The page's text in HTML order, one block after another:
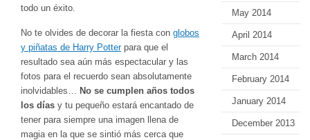
todo un éxito.
No te olvides de decorar la fiesta con globos
y piñatas de Harry Potterpara que el
resultado sea aún más espectacular y las
fotos para el recuerdo sean absolutamente
inolvidables… No se cumplen años todos
los días y tu pequeño estará encantado de
tener para siempre una imagen llena de
magia en la que se sintió más cerca que
May 2014
April 2014
March 2014
February 2014
January 2014
December 2013